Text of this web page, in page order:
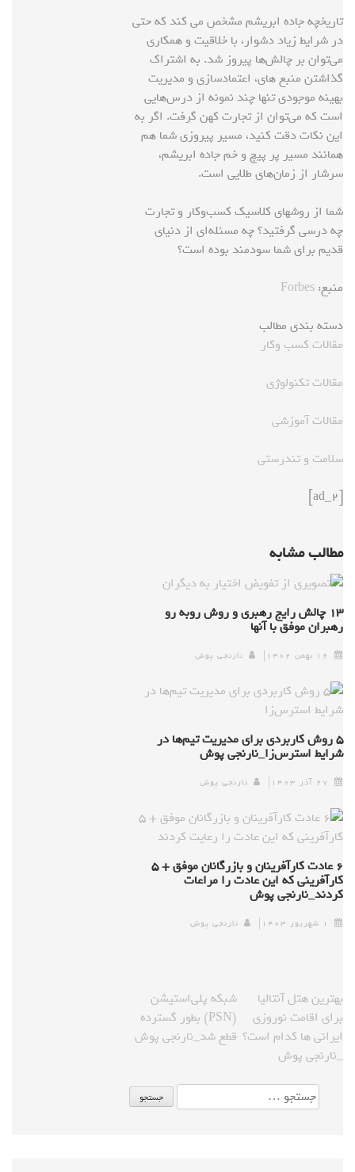
تاریخچه جاده ابریشم مشخص می کند که حتی
در شرایط زیاد دشوار، با خلاقیت و همکاری
می‌توان بر چالش‌ها پیروز شد. به اشتراک
گذاشتن منبع های، اعتمادسازی و مدیریت
بهینه موجودی تنها چند نمونه از درس‌هایی
است که می‌توان از تجارت کهن گرفت. اگر به
این نکات دقت کنید، مسیر پیروزی شما هم
همانند مسیر پر پیچ و خم جاده ابریشم،
سرشار از زمان‌های طلایی است.
شما از روشهای کلاسیک کسب‌وکار و تجارت
چه درسی گرفتید؟ چه مسئله‌ای از دنیای
قدیم برای شما سودمند بوده است؟
منبع: Forbes
دسته بندی مطالب
مقالات کسب وکار
مقالات تکنولوژی
مقالات آموزشی
سلامت و تندرستی
مطالب مشابه
۱۳ چالش رایج رهبری و روش روبه رو
رهبران موفق با آنها
۱۶ بهمن ۱۴۰۲ نارنجی پوش
۵ روش کاربردی برای مدیریت تیم‌ها در
شرایط استرس‌زا_نارنجی پوش
۲۷ آذر ۱۴۰۳ نارنجی پوش
۶ عادت کارآفرینان و بازرگانان موفق + ۵
کارآفرینی که این عادت را مراعات
کردند_نارنجی پوش
۱ شهریور ۱۴۰۳ نارنجی پوش
شبکه پلی‌استیشن
(PSN) بطور گسترده
قطع شد_نارنجی پوش
بهترین هتل آنتالیا
برای اقامت نوروزی
ایرانی ها کدام است؟
_نارنجی پوش